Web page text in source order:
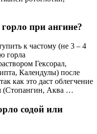
при ангине?
к частому (не 3 – 4
горла
Гексорал,
Календулы) после
как это даст облегчение
(Стопангин, Аква …
содой или